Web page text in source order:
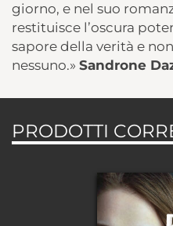
giorno, e nel suo
restituisce l’oscura
sapore della verità e
nessuno.» Sandrone
PRODOTTI